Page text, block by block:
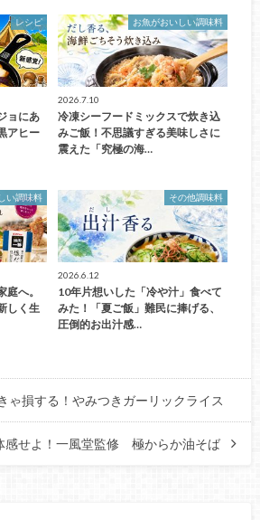
レシピ
ョにあ
アヒー
お魚がおいしい調味料
2026.7.10
冷凍シーフードミックスで炊き込
みご飯！不思議すぎる美味しさに
震えた「究極の海…
い調味料
へ。
しく生
その他調味料
2026.6.12
10年片想いした「冷や汁」食べて
みた！「夏ご飯」難民に捧げる、
圧倒的お出汁感…
ゃ損する！やみつきガーリックライス
感せよ！一風堂監修 極からか油そば